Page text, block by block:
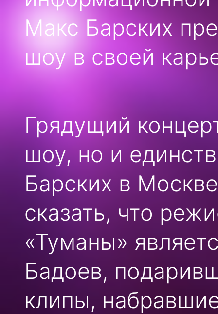
Макс Барских
шоу в своей
Грядущий
шоу, но и
Барских в
сказать, что
«Туманы»
Бадоев,
клипы,